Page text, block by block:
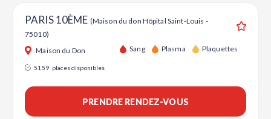
PARIS 10ÈME (Maison du don Hôpital Saint-Louis -
75010)
Maison du Don Sang Plasma Plaquettes
5159 places disponibles
PRENDRE RENDEZ-VOUS